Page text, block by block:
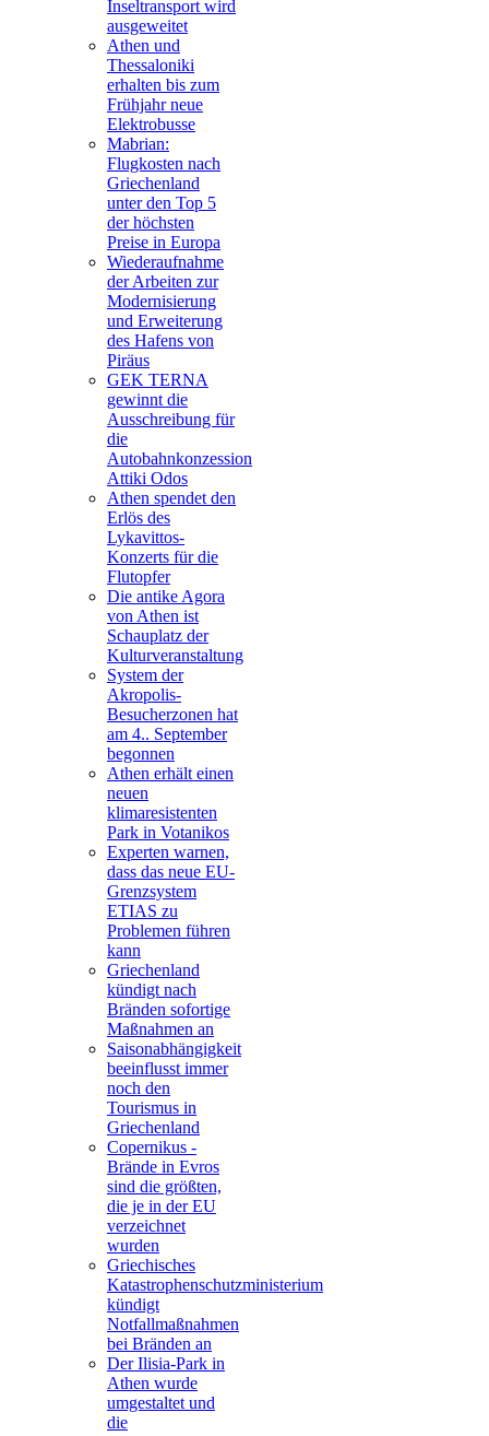
Inseltransport wird
ausgeweitet
Athen und
Thessaloniki
erhalten bis zum
Frühjahr neue
Elektrobusse
Mabrian:
Flugkosten nach
Griechenland
unter den Top 5
der höchsten
Preise in Europa
Wiederaufnahme
der Arbeiten zur
Modernisierung
und Erweiterung
des Hafens von
Piräus
GEK TERNA
gewinnt die
Ausschreibung für
die
Autobahnkonzession
Attiki Odos
Athen spendet den
Erlös des
Lykavittos-
Konzerts für die
Flutopfer
Die antike Agora
von Athen ist
Schauplatz der
Kulturveranstaltung
System der
Akropolis-
Besucherzonen hat
am 4.. September
begonnen
Athen erhält einen
neuen
klimaresistenten
Park in Votanikos
Experten warnen,
dass das neue EU-
Grenzsystem
ETIAS zu
Problemen führen
kann
Griechenland
kündigt nach
Bränden sofortige
Maßnahmen an
Saisonabhängigkeit
beeinflusst immer
noch den
Tourismus in
Griechenland
Copernikus -
Brände in Evros
sind die größten,
die je in der EU
verzeichnet
wurden
Griechisches
Katastrophenschutzministerium
kündigt
Notfallmaßnahmen
bei Bränden an
Der Ilisia-Park in
Athen wurde
umgestaltet und
die